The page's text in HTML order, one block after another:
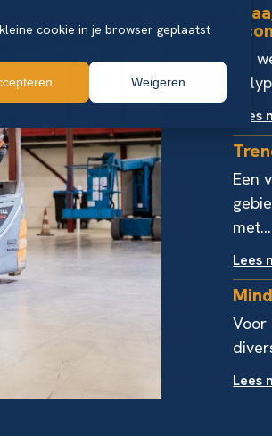
cookie in je browser geplaatst
Weigeren
De
Een
met...
Lees
Voor
Lees